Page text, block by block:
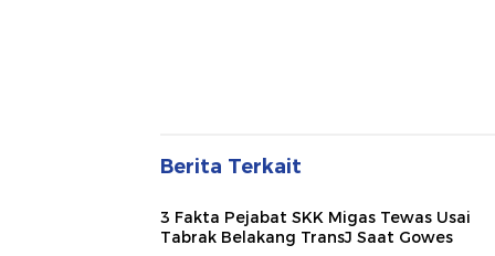
Berita Terkait
3 Fakta Pejabat SKK Migas Tewas Usai
Tabrak Belakang TransJ Saat Gowes